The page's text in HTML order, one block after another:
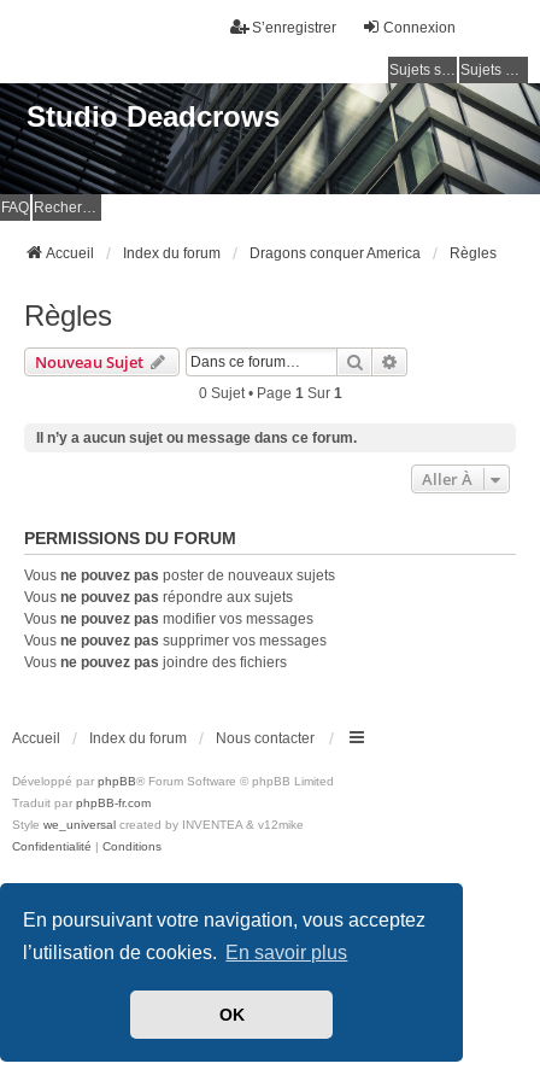
En poursuivant votre navigation, vous acceptez
l’utilisation de cookies. En savoir plus
OK
Connexion
S’enregistrer
Sujets sans réponse Sujets actifs
Studio Deadcrows
FAQ Rechercher
Accueil Index du forum Dragons conquer America Règles
Règles
Nouveau Sujet Rechercher
0 Sujet • Page 1Sur 1
Il n’y a aucun sujet ou message dans ce forum.
Aller À
PERMISSIONS DU FORUM
Vous ne pouvez pas poster de nouveaux sujets
Vous ne pouvez pas répondre aux sujets
Vous ne pouvez pas modifier vos messages
Vous ne pouvez pas supprimer vos messages
Vous ne pouvez pas joindre des fichiers
Accueil Index du forum Nous contacter
Développé par phpBB® Forum Software © phpBB Limited
Traduit par phpBB-fr.com
Style we_universal created by INVENTEA & v12mike
Confidentialité | Conditions